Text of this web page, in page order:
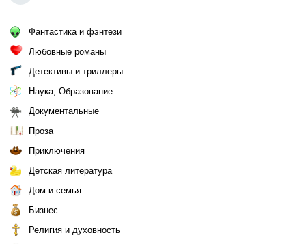
Фантастика и фэнтези
Любовные романы
Детективы и триллеры
Наука, Образование
Документальные
Проза
Приключения
Детская литература
Дом и семья
Бизнес
Религия и духовность